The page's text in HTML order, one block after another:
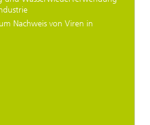
Nachweis von Viren in